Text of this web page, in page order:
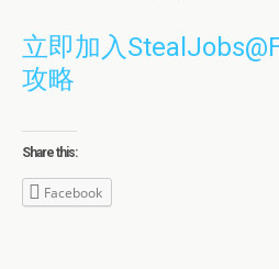
立即加入
攻略
Share this:
Facebook